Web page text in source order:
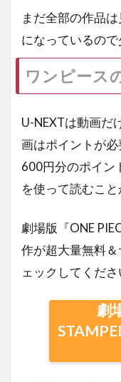
まだ全部の作品
になっているので
ワンピース
U-NEXTは動画だ
画はポイントが
600円分のポイン
を使って読むこと
劇場版『ONE
作が超大量無料
ェックしてくださ
劇